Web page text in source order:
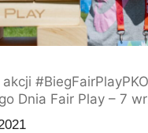
akcji
Dnia Fair Play – 7